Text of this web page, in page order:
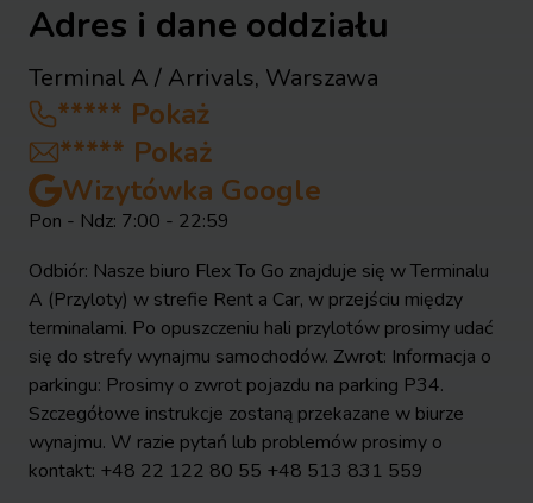
Adres i dane oddziału
Terminal A / Arrivals, Warszawa
***** Pokaż
***** Pokaż
Wizytówka Google
Pon - Ndz: 7:00 - 22:59
Odbiór: Nasze biuro Flex To Go znajduje się w Terminalu
A (Przyloty) w strefie Rent a Car, w przejściu między
terminalami. Po opuszczeniu hali przylotów prosimy udać
się do strefy wynajmu samochodów. Zwrot: Informacja o
parkingu: Prosimy o zwrot pojazdu na parking P34.
Szczegółowe instrukcje zostaną przekazane w biurze
wynajmu. W razie pytań lub problemów prosimy o
kontakt: +48 22 122 80 55 +48 513 831 559